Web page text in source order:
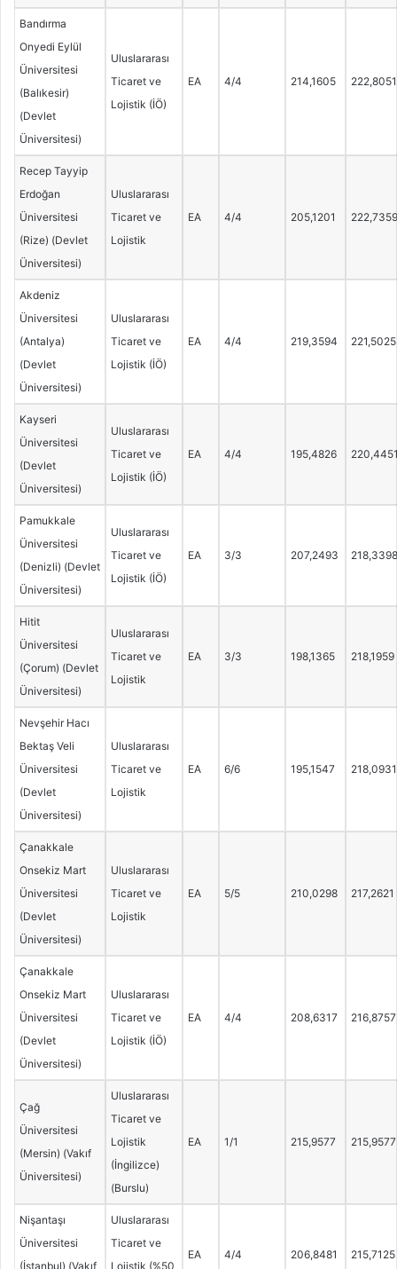
Bandırma
Onyedi Eylül
Üniversitesi
(Balıkesir)
(Devlet
Üniversitesi)
Uluslararası
Ticaret ve
Lojistik (İÖ)
EA 4/4 214,1605 222,8051
Recep Tayyip
Erdoğan
Üniversitesi
(Rize) (Devlet
Üniversitesi)
Uluslararası
Ticaret ve
Lojistik
EA 4/4 205,1201 222,7359
Akdeniz
Üniversitesi
(Antalya)
(Devlet
Üniversitesi)
Uluslararası
Ticaret ve
Lojistik (İÖ)
EA 4/4 219,3594 221,5025
Kayseri
Üniversitesi
(Devlet
Üniversitesi)
Uluslararası
Ticaret ve
Lojistik (İÖ)
EA 4/4 195,4826
Pamukkale
Üniversitesi
(Denizli) (Devlet
Üniversitesi)
Uluslararası
Ticaret ve
Lojistik (İÖ)
EA 3/3 207,2493 218,3398
Hitit
Üniversitesi
(Çorum) (Devlet
Üniversitesi)
Uluslararası
Ticaret ve
Lojistik
EA 3/3 198,1365 218,1959
Nevşehir Hacı
Bektaş Veli
Üniversitesi
(Devlet
Üniversitesi)
Uluslararası
Ticaret ve
Lojistik
EA 6/6 195,1547 218,0931
Çanakkale
Onsekiz Mart
Üniversitesi
(Devlet
Üniversitesi)
Uluslararası
Ticaret ve
Lojistik
EA 5/5 210,0298 217,2621
Çanakkale
Onsekiz Mart
Üniversitesi
(Devlet
Üniversitesi)
Uluslararası
Ticaret ve
Lojistik (İÖ)
EA 4/4 208,6317 216,8757
Çağ
Üniversitesi
(Mersin) (Vakıf
Üniversitesi)
Uluslararası
Ticaret ve
Lojistik
(İngilizce)
(Burslu)
EA 1/1 215,9577 215,9577
Nişantaşı
Üniversitesi
(İstanbul) (Vakıf
Uluslararası
Ticaret ve
Lojistik (%50
EA 4/4 206,8481 215,7125